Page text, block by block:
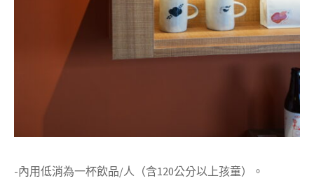
-內用低消為一杯飲品/人（含120公分以上孩童）。